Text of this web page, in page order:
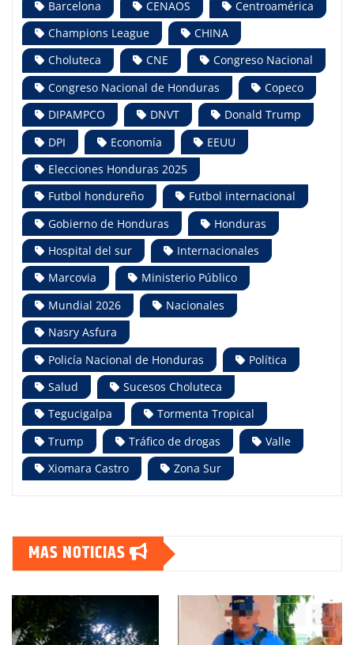
Barcelona
CENAOS
Centroamérica
Champions League
CHINA
Choluteca
CNE
Congreso Nacional
Congreso Nacional de Honduras
Copeco
DIPAMPCO
DNVT
Donald Trump
DPI
Economía
EEUU
Elecciones Honduras 2025
Futbol hondureño
Futbol internacional
Gobierno de Honduras
Honduras
Hospital del sur
Internacionales
Marcovia
Ministerio Público
Mundial 2026
Nacionales
Nasry Asfura
Policía Nacional de Honduras
Política
Salud
Sucesos Choluteca
Tegucigalpa
Tormenta Tropical
Trump
Tráfico de drogas
Valle
Xiomara Castro
Zona Sur
MAS NOTICIAS